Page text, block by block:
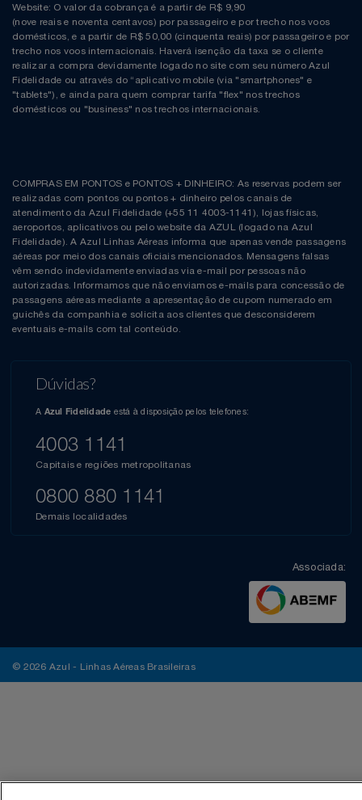
Website: O valor da cobrança é a partir de R$ 9,90
(nove reais e noventa centavos) por passageiro e por trecho nos voos
domésticos, e a partir de R$ 50,00 (cinquenta reais) por passageiro e por
trecho nos voos internacionais. Haverá isenção da taxa se o cliente
realizar a compra devidamente logado no site com seu número Azul
Fidelidade ou através do “aplicativo mobile (via "smartphones" e
"tablets"), e ainda para quem comprar tarifa "flex" nos trechos
domésticos ou "business" nos trechos internacionais.
COMPRAS EM PONTOS e PONTOS + DINHEIRO: As reservas podem ser
realizadas com pontos ou pontos + dinheiro pelos canais de
atendimento da Azul Fidelidade (+55 11 4003-1141), lojas físicas,
aeroportos, aplicativos ou pelo website da AZUL (logado na Azul
Fidelidade). A Azul Linhas Aéreas informa que apenas vende passagens
aéreas por meio dos canais oficiais mencionados. Mensagens falsas
vêm sendo indevidamente enviadas via e-mail por pessoas não
autorizadas. Informamos que não enviamos e-mails para concessão de
passagens aéreas mediante a apresentação de cupom numerado em
guichês da companhia e solicita aos clientes que desconsiderem
eventuais e-mails com tal conteúdo.
Dúvidas?
A Azul Fidelidade está à disposição pelos telefones:
4003 1141
Capitais e regiões metropolitanas
0800 880 1141
Demais localidades
Associada:
© 2026 Azul - Linhas Aéreas Brasileiras